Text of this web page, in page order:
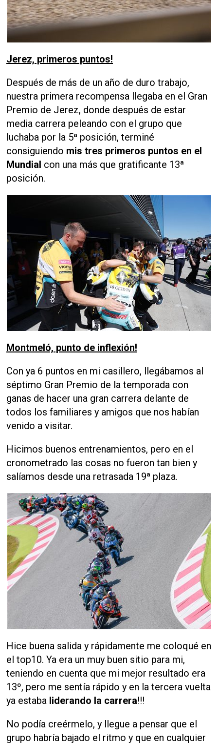
Jerez, primeros puntos!
Después de más de un año de duro trabajo,
nuestra primera recompensa llegaba en el Gran
Premio de Jerez, donde después de estar
media carrera peleando con el grupo que
luchaba por la 5ª posición, terminé
consiguiendo mis tres primeros puntos en el
Mundial con una más que gratificante 13ª
posición.
Montmeló, punto de inflexión!
Con ya 6 puntos en mi casillero, llegábamos al
séptimo Gran Premio de la temporada con
ganas de hacer una gran carrera delante de
todos los familiares y amigos que nos habían
venido a visitar.
Hicimos buenos entrenamientos, pero en el
cronometrado las cosas no fueron tan bien y
salíamos desde una retrasada 19ª plaza.
Hice buena salida y rápidamente me coloqué en
el top10. Ya era un muy buen sitio para mi,
teniendo en cuenta que mi mejor resultado era
13º, pero me sentía rápido y en la tercera vuelta
ya estaba liderando la carrera!!!
No podía creérmelo, y llegue a pensar que el
grupo habría bajado el ritmo y que en cualquier